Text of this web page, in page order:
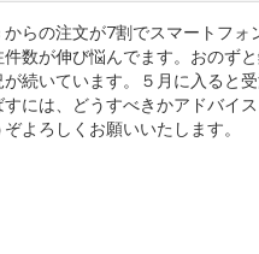
からの注文が7割でスマートフ
件数が伸び悩んでます。おのず
が続いています。５月に入ると
には、どうすべきかアドバイ
ぞよろしくお願いいたします。